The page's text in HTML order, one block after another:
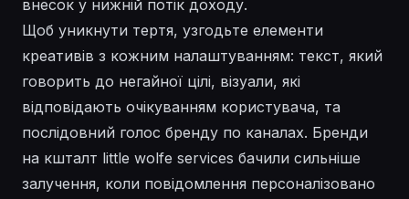
внесок у нижній потік доходу.
Щоб уникнути тертя, узгодьте елементи
креативів з кожним налаштуванням: текст, який
говорить до негайної цілі, візуали, які
відповідають очікуванням користувача, та
послідовний голос бренду по каналах. Бренди
на кшталт little wolfe services бачили сильніше
залучення, коли повідомлення персоналізовано